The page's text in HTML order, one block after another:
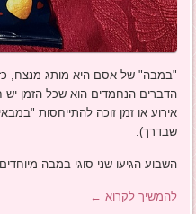
"במבה" של אסם היא מותג מנצח,
הדברים הנחמדים הוא שכל הזמן
אירוע או זמן זוכה להתייחסות
שבדרך).
השבוע הגיעו שני סוגי במבה
להמשיך לקרוא ←